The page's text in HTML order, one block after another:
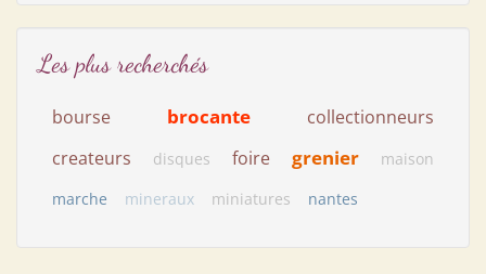
Les plus recherchés
bourse brocante
collectionneurs
createurs
disques foire grenier
maison
marche
mineraux miniatures nantes